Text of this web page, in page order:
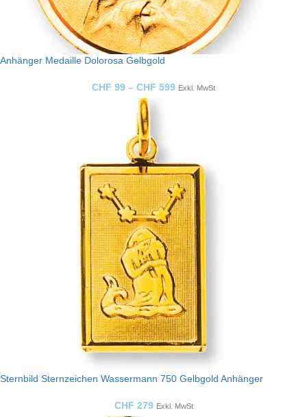
Anhänger Medaille Dolorosa Gelbgold
CHF 99 – CHF 599 Exkl. MwSt
Sternbild Sternzeichen Wassermann 750 Gelbgold Anhänger
CHF 279 Exkl. MwSt